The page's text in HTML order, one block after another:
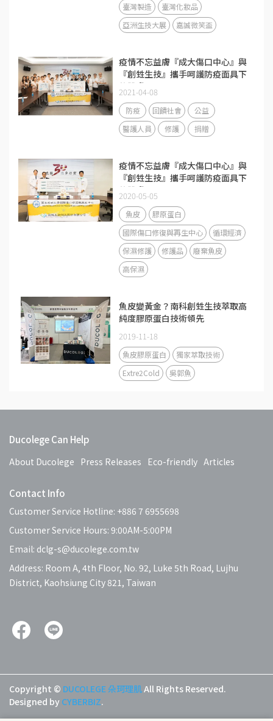
臺灣製造
臺灣化妝品
亞洲生技大展
嘉誠微笑盃
疫情不忘益膚『成大傷口中心』與
『創甡生技』攜手呵護防疫面具下
的肌膚
2021-04-08
防疫 回饋社會
公益
醫護人員
修護 捐贈
疫情不忘益膚『成大傷口中心』與
『創甡生技』攜手呵護防疫面具下
的肌膚
2020-05-05
魚皮
膠原蛋白
國際傷口修復與再生中心
循環經濟
保濕修護
修護品
廢棄魚皮
高保濕
魚皮變黃金？南科創甡生技萃取高
純度膠原蛋白技術領先
2019-11-18
魚皮膠原蛋白
獨家萃取技術
Extre2Cold
吳郭魚
Ducolege Can Help
About Ducolege Press Releases Eco-friendly Articles
Contact Info
Customer Service Hotline: +886 7 6955698
Customer Service Hours: 9:00AM-5:00PM
Email: dclg-s@ducolege.com.tw
Address: Room A, 4th Floor, No. 92, Luke 5th Road, Lujhu
District, Kaohsiung City 821, Taiwan
Copyright © DUCOLEGE 朵珂理肌All Rights Reserved.
Designed by CYBERBIZ.